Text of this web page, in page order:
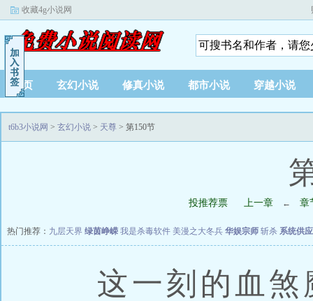
收藏4g小说网
首页 玄幻小说 修真小说 都市小说 穿越小说
t6b3小说网 > 玄幻小说 > 天尊 > 第150节
投推荐票 上一章 ← 章
热门推荐： 九层天界 绿茵峥嵘 我是杀毒软件 美漫之大冬兵 华娱宗师 斩杀 系统供
这一刻的血煞